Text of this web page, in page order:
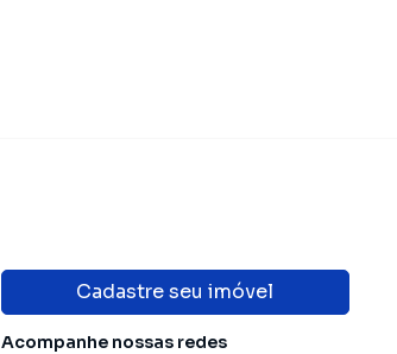
Cadastre seu imóvel
Acompanhe nossas redes